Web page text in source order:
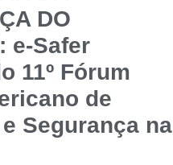
DO
e-Safer
11º Fórum
de
Segurança na